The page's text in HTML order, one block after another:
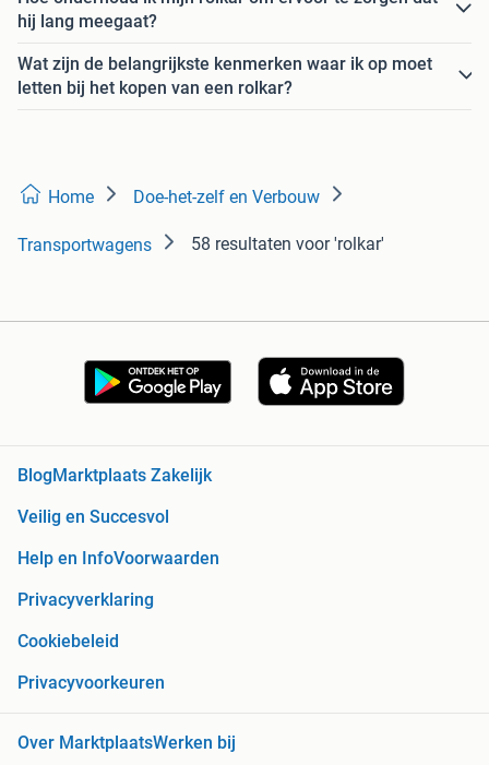
hij lang meegaat?
Wat zijn de belangrijkste kenmerken waar ik op moet
letten bij het kopen van een rolkar?
Home Doe-het-zelf en Verbouw
Transportwagens 58 resultaten voor 'rolkar'
BlogMarktplaats Zakelijk
Veilig en Succesvol
Help en InfoVoorwaarden
Privacyverklaring
Cookiebeleid
Privacyvoorkeuren
Over MarktplaatsWerken bij